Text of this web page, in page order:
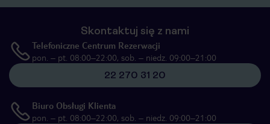
Skontaktuj się z nami
Telefoniczne Centrum Rezerwacji
pon. – pt. 08:00–22:00, sob. – niedz. 09:00–21:00
22 270 31 20
Biuro Obsługi Klienta
pon. – pt. 08:00–22:00, sob. – niedz. 09:00–21:00